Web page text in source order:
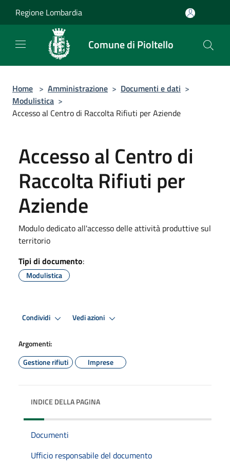
Regione Lombardia
Comune di Pioltello
Home > Amministrazione > Documenti e dati >
Modulistica >
Accesso al Centro di Raccolta Rifiuti per Aziende
Accesso al Centro di
Raccolta Rifiuti per
Aziende
Modulo dedicato all'accesso delle attività produttive sul
territorio
Tipi di documento:
Modulistica
Condividi Vedi azioni
Argomenti:
Gestione rifiuti
Imprese
INDICE DELLA PAGINA
Documenti
Ufficio responsabile del documento